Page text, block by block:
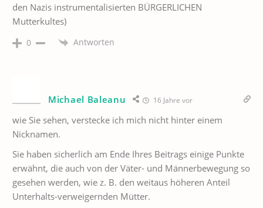
den Nazis instrumentalisierten BÜRGERLICHEN
Mutterkultes)
0 Antworten
Michael Baleanu 16 Jahre vor
wie Sie sehen, verstecke ich mich nicht hinter einem
Nicknamen.
Sie haben sicherlich am Ende Ihres Beitrags einige Punkte
erwähnt, die auch von der Väter- und Männerbewegung so
gesehen werden, wie z. B. den weitaus höheren Anteil
Unterhalts-verweigernden Mütter.